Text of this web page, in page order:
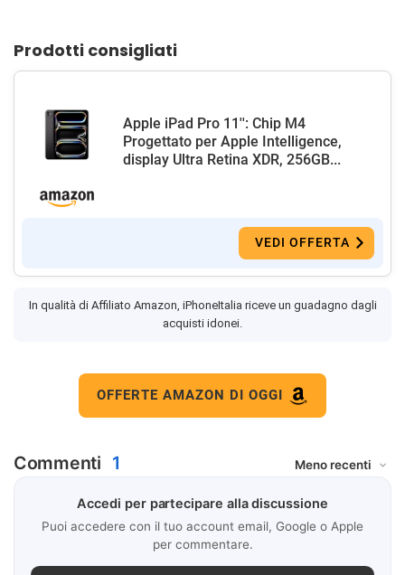
Prodotti consigliati
Apple iPad Pro 11'': Chip M4
Progettato per Apple Intelligence,
display Ultra Retina XDR, 256GB...
VEDI OFFERTA
In qualità di Affiliato Amazon, iPhoneItalia riceve un guadagno dagli
acquisti idonei.
OFFERTE AMAZON DI OGGI
Commenti 1
Accedi per partecipare alla discussione
Puoi accedere con il tuo account email, Google o Apple
per commentare.